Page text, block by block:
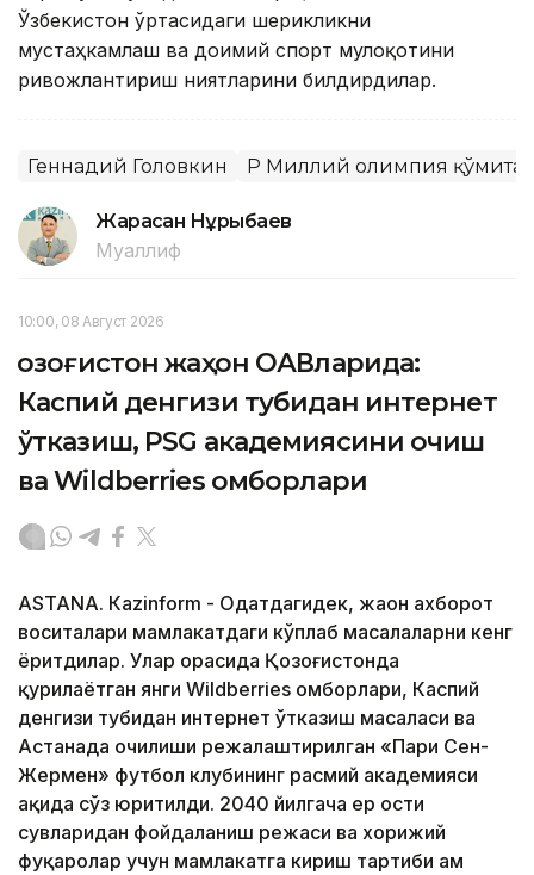
Ўзбекистон ўртасидаги шерикликни
мустаҳкамлаш ва доимий спорт мулоқотини
ривожлантириш ниятларини билдирдилар.
Геннадий Головкин ҚР Миллий олимпия
Жарасқан Нұрыбаев
Муаллиф
10:00, 08 Август 2026
Қозоғистон жаҳон ОАВларида:
Каспий денгизи тубидан интернет
ўтказиш, PSG академиясини очиш
ва Wildberries омборлари
ASTANА. Кazinform - Одатдагидек, жаҳон ахборот
воситалари мамлакатдаги кўплаб масалаларни кенг
ёритдилар. Улар орасида Қозоғистонда
қурилаётган янги Wildberries омборлари, Каспий
денгизи тубидан интернет ўтказиш масаласи ва
Астанада очилиши режалаштирилган «Пари Сен-
Жермен» футбол клубининг расмий академияси
ҳақида сўз юритилди. 2040 йилгача ер ости
сувларидан фойдаланиш режаси ва хорижий
фуқаролар учун мамлакатга кириш тартиби ҳам